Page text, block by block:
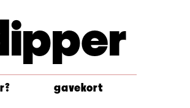
gavekort